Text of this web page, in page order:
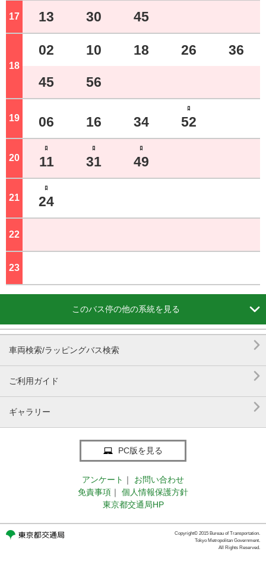
17 13 30 45
18
02 10 18 26 36
45 56
19 06 16 34
ﾛ
52
20
ﾛ
11
ﾛ
31
ﾛ
49
21
ﾛ
24
22
23
このバス停の他の系統を見る 
車両検索/ラッピングバス検索 
ご利用ガイド 
ギャラリー 
PC版を見る
アンケート ｜
お問い合わせ
免責事項 ｜
個人情報保護方針
東京都交通局HP
Copyright© 2015 Bureau of Transportation.
Tokyo Metropolitan Government.
All Rights Reserved.